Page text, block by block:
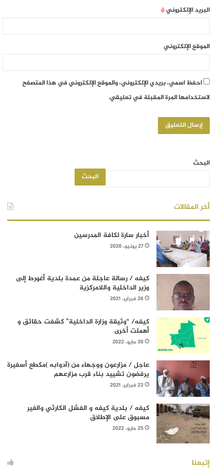
البريد الإلكتروني*
الموقع الإلكتروني
احفظ اسمي، بريدي الإلكتروني، والموقع الإلكتروني في هذا المتصفح
لاستخدامها المرة المقبلة في تعليقي.
البحث
البحث
أخر المقالات
أخبار سارة لكافة المدرسين
27 يونيو، 2020
كيفه / رسالة عاجلة من عمدة بلدية أغورط إلى
وزير الداخلية واللامركزية
26 فبراير، 2021
كيفه/ “وثيقة وزارة الداخلية” كشفت حقائق و
أهملت أخرى
20 مايو، 2022
عاجل / مزارعون ووجهاء من (آدوابه )مكطع أسفيرة
يرفضون تشييد بناء قرب مزارعهم
23 فبراير، 2021
كيفه / بلدية كيفه و الفشل الكارثي والغير
مسبوق على الإطلاق
25 مايو، 2022
إتبعنا